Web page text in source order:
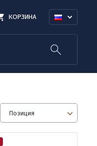
КОРЗИНА
Позиция